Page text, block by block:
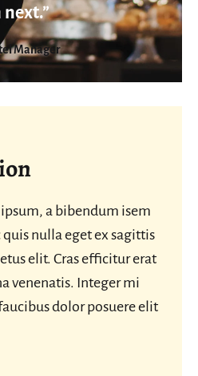
Manager
a bibendum isem
nulla eget ex sagittis
elit. Cras efficitur erat
venenatis. Integer mi
dolor posuere elit